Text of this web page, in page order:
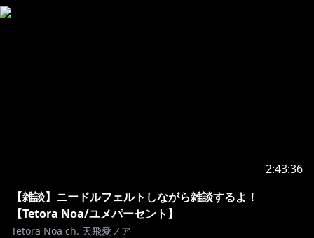
2:43:36
【雑談】ニードルフェルトしながら雑談するよ！
【Tetora Noa/ユメパーセント】
Tetora Noa ch. 天飛愛ノア